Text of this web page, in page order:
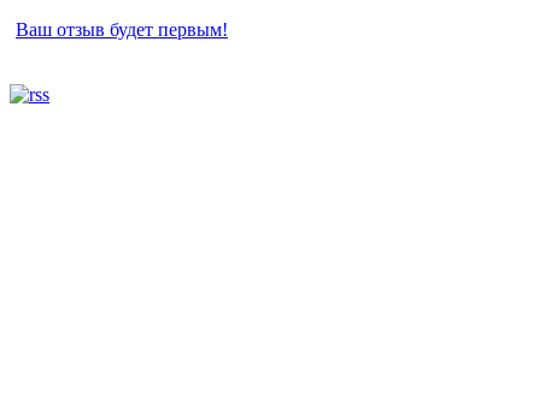
Ваш отзыв будет первым!